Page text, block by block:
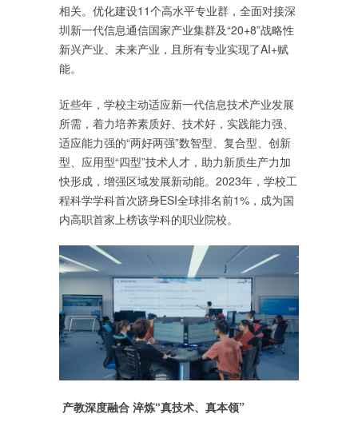
相关。优化建设11个高水平专业群，全面对接深
圳新一代信息通信国家产业集群及“20+8”战略性
新兴产业、未来产业，且所有专业实现了AI+赋
能。
近些年，学校主动适应新一代信息技术产业发展
所需，着力培养素质好、技术好，实践能力强、
适应能力强的“两好两强”数智型、复合型、创新
型、应用型“四型”技术人才，助力新质生产力加
快形成，增强区域发展新动能。2023年，学校工
程科学学科首次跻身ESI全球排名前1%，成为国
内高职首家上榜该学科的职业院校。
产教深度融合 淬炼“真技术、真本领”